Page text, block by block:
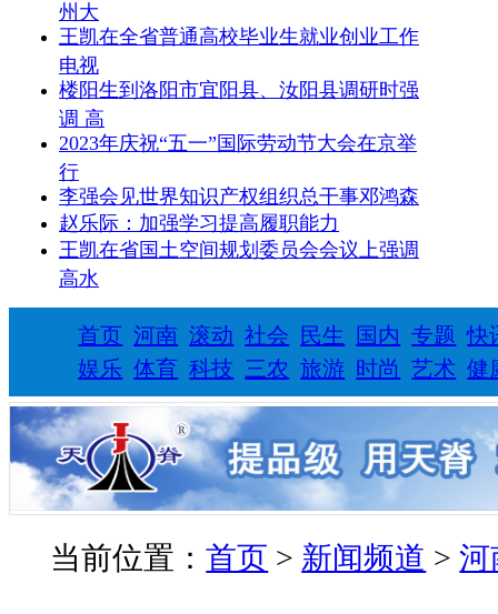
州大
王凯在全省普通高校毕业生就业创业工作
电视
楼阳生到洛阳市宜阳县、汝阳县调研时强
调 高
2023年庆祝“五一”国际劳动节大会在京举
行
李强会见世界知识产权组织总干事邓鸿森
赵乐际：加强学习提高履职能力
王凯在省国土空间规划委员会会议上强调
高水
首页 河南 滚动 社会 民生 国内 专题 快
娱乐 体育 科技 三农 旅游 时尚 艺术 健
当前位置：首页 > 新闻频道 >河